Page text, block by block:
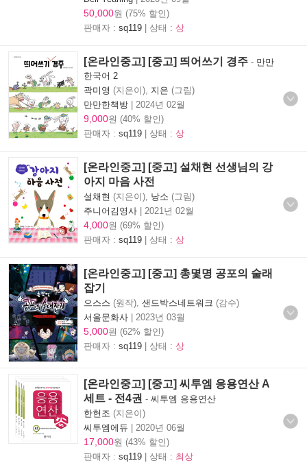
50,000원 (75% 할인)
판매자 : sq119 | 상태 : 상
[온라인중고] [중고] 띄어쓰기 경주 - 만만
한국어 2
곽미영 (지은이), 지은 (그림)
만만한책방 | 2024년 02월
9,000원 (40% 할인)
판매자 : sq119 | 상태 : 상
[온라인중고] [중고] 설채현 선생님의 강
아지 마음 사전
설채현 (지은이), 낭소 (그림)
주니어김영사 | 2021년 02월
4,000원 (69% 할인)
판매자 : sq119 | 상태 : 상
[온라인중고] [중고] 총몇명 공포의 술래
잡기
으스스 (원작), 샌드박스네트워크 (감수)
서울문화사 | 2023년 03월
5,000원 (62% 할인)
판매자 : sq119 | 상태 : 상
[온라인중고] [중고] 씨투엠 응용연산 A
세트 - 전4권 - 씨투엠 응용연산
한헌조 (지은이)
씨투엠에듀 | 2020년 06월
17,000원 (43% 할인)
판매자 : sq119 | 상태 : 최상